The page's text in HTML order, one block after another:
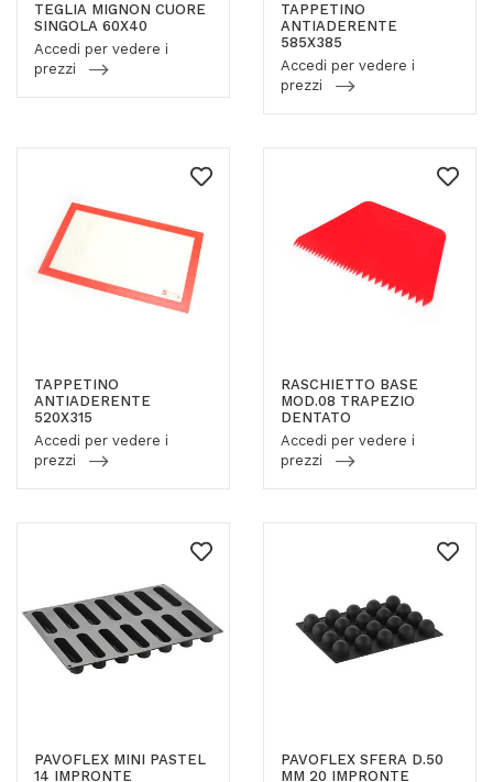
TEGLIA MIGNON CUORE
SINGOLA 60X40
Accedi per vedere i
prezzi
TAPPETINO
ANTIADERENTE
585X385
Accedi per vedere i
prezzi
TAPPETINO
ANTIADERENTE
520X315
Accedi per vedere i
prezzi
RASCHIETTO BASE
MOD.08 TRAPEZIO
DENTATO
Accedi per vedere i
prezzi
PAVOFLEX MINI PASTEL
14 IMPRONTE
PAVOFLEX SFERA D.50
MM 20 IMPRONTE